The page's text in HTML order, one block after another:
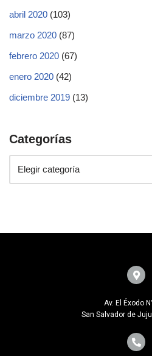
abril 2020 (103)
marzo 2020 (87)
febrero 2020 (67)
enero 2020 (42)
diciembre 2019 (13)
Categorías
Av. El Éxodo
San Salvador de